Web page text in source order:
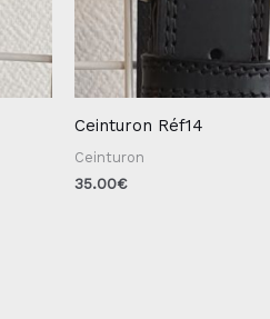
Ceinturon Réf14
Ceinturon
35.00€